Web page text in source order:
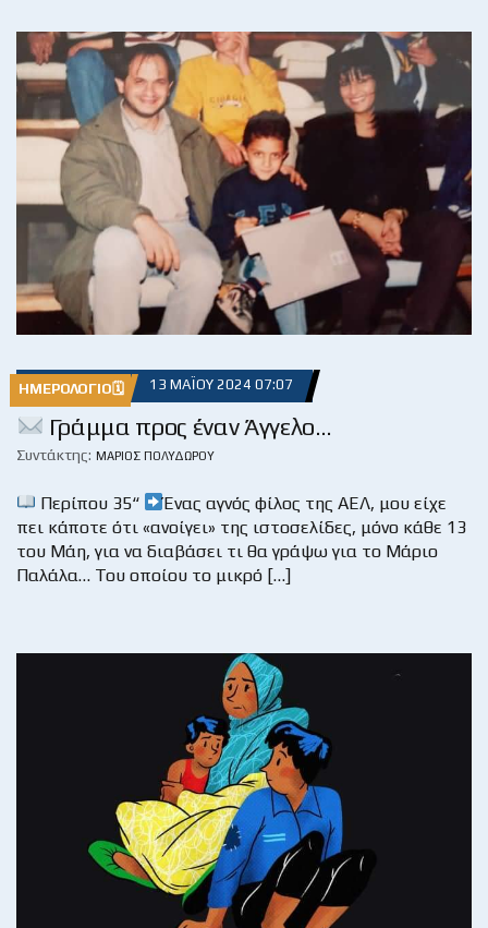
ΗΜΕΡΟΛΌΓΙΟ🗓 13 ΜΑΪ́ΟΥ 2024 07:07
Γράμμα προς έναν Άγγελο…
Συντάκτης: ΜΆΡΙΟΣ ΠΟΛΥΔΏΡΟΥ
Περίπου 35“
Ένας αγνός φίλος της ΑΕΛ, μου είχε
πει κάποτε ότι «ανοίγει» της ιστοσελίδες, μόνο κάθε 13
του Μάη, για να διαβάσει τι θα γράψω για το Μάριο
Παλάλα… Του οποίου το μικρό […]